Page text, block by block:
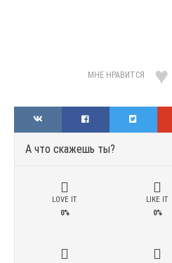
МНЕ НРАВИТСЯ
А что скажешь ты?
LOVE IT
0%
LIKE IT
0%